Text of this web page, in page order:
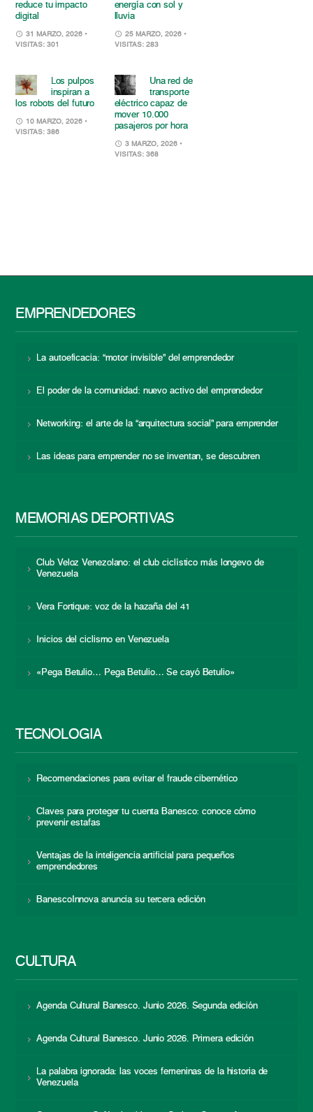
reduce tu impacto
digital
31 MARZO, 2026 •
VISITAS: 301
energía con sol y
lluvia
25 MARZO, 2026 •
VISITAS: 283
Los pulpos
inspiran a
los robots del futuro
10 MARZO, 2026 •
VISITAS: 386
Una red de
transporte
eléctrico capaz de
mover 10.000
pasajeros por hora
3 MARZO, 2026 •
VISITAS: 368
EMPRENDEDORES
La autoeficacia: “motor invisible” del emprendedor
El poder de la comunidad: nuevo activo del emprendedor
Networking: el arte de la “arquitectura social” para emprender
Las ideas para emprender no se inventan, se descubren
MEMORIAS DEPORTIVAS
Club Veloz Venezolano: el club ciclístico más longevo de
Venezuela
Vera Fortique: voz de la hazaña del 41
Inicios del ciclismo en Venezuela
«Pega Betulio… Pega Betulio… Se cayó Betulio»
TECNOLOGÍA
Recomendaciones para evitar el fraude cibernético
Claves para proteger tu cuenta Banesco: conoce cómo
prevenir estafas
Ventajas de la inteligencia artificial para pequeños
emprendedores
BanescoInnova anuncia su tercera edición
CULTURA
Agenda Cultural Banesco. Junio 2026. Segunda edición
Agenda Cultural Banesco. Junio 2026. Primera edición
La palabra ignorada: las voces femeninas de la historia de
Venezuela